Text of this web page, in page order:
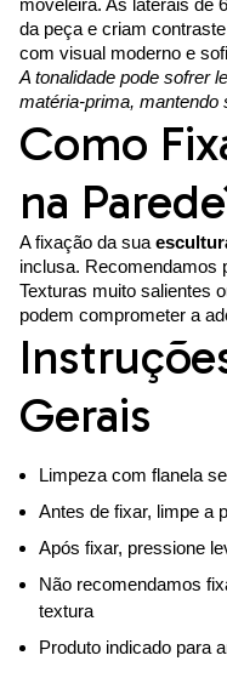
moveleira. As laterais de
da peça e criam
com visual moderno e
A tonalidade pode sofrer
matéria-prima, mantendo
Como
na
A fixação da sua
inclusa. Recomendamos
Texturas muito salientes
podem comprometer a
Gerais
Limpeza com flanela
Antes de fixar, limpe a
Após fixar, pressione
Não recomendamos
textura
Produto indicado para